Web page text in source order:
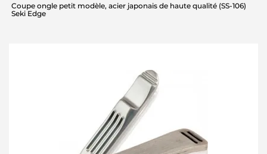
Coupe ongle petit modèle, acier japonais de haute qualité (SS-106)
Seki Edge